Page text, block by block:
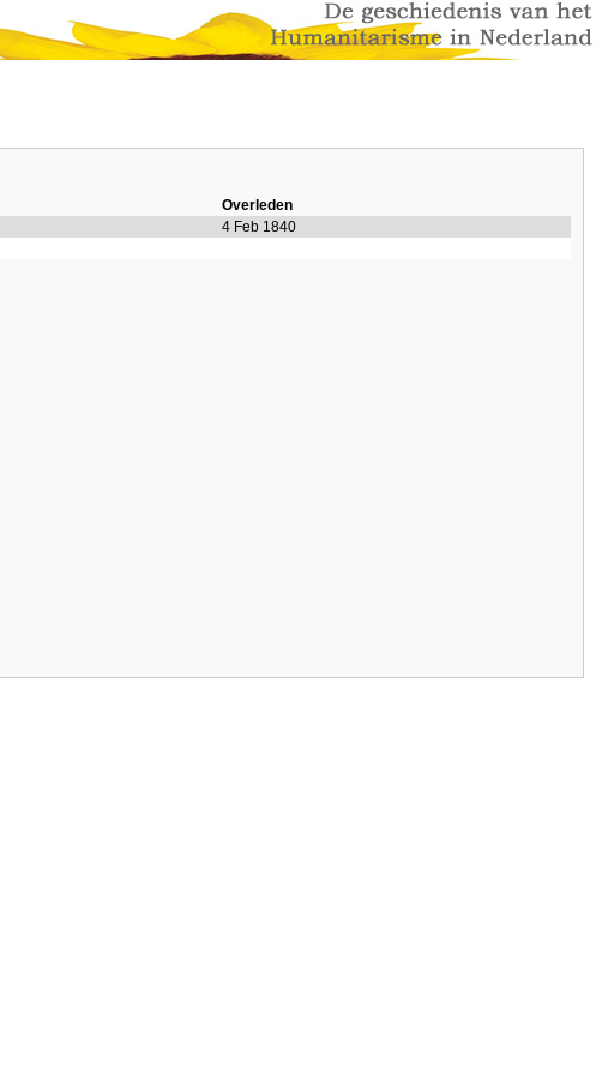
Overleden
4 Feb 1840